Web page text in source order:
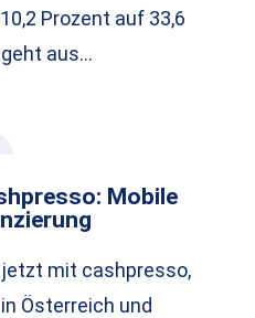
Prozent auf 33,6
geht aus…
Mobile
mit cashpresso,
Österreich und